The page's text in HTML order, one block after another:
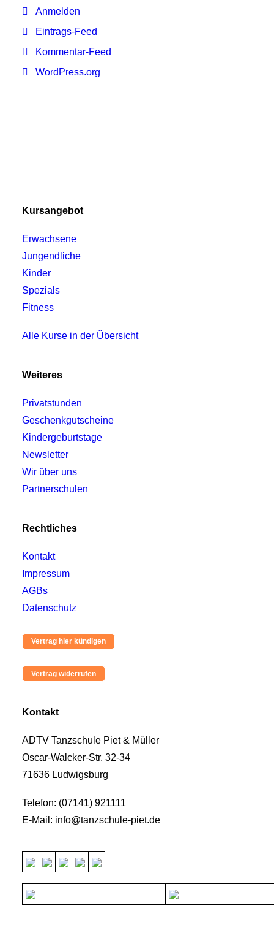
Anmelden
Eintrags-Feed
Kommentar-Feed
WordPress.org
Kursangebot
Erwachsene
Jungendliche
Kinder
Spezials
Fitness
Alle Kurse in der Übersicht
Weiteres
Privatstunden
Geschenkgutscheine
Kindergeburtstage
Newsletter
Wir über uns
Partnerschulen
Rechtliches
Kontakt
Impressum
AGBs
Datenschutz
Kontakt
ADTV Tanzschule Piet & Müller
Oscar-Walcker-Str. 32-34
71636 Ludwigsburg
Telefon: (07141) 921111
E-Mail: info@tanzschule-piet.de